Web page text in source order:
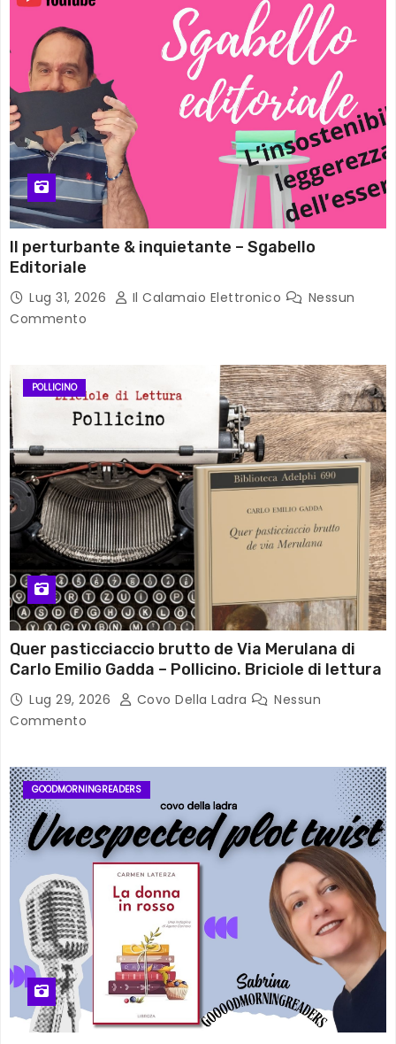
Il perturbante & inquietante – Sgabello
Editoriale
Lug 31, 2026 Il Calamaio Elettronico
Nessun
Commento
POLLICINO
Quer pasticciaccio brutto de Via Merulana di
Carlo Emilio Gadda – Pollicino. Briciole di lettura
Lug 29, 2026 Covo Della Ladra
Nessun
Commento
GOODMORNINGREADERS